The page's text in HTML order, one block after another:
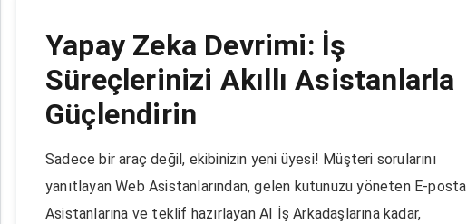
Yapay Zeka Devrimi: İş
Süreçlerinizi Akıllı Asistanlarla
Güçlendirin
Sadece bir araç değil, ekibinizin yeni üyesi! Müşteri sorularını
yanıtlayan Web Asistanlarından, gelen kutunuzu yöneten E-posta
Asistanlarına ve teklif hazırlayan AI İş Arkadaşlarına kadar,